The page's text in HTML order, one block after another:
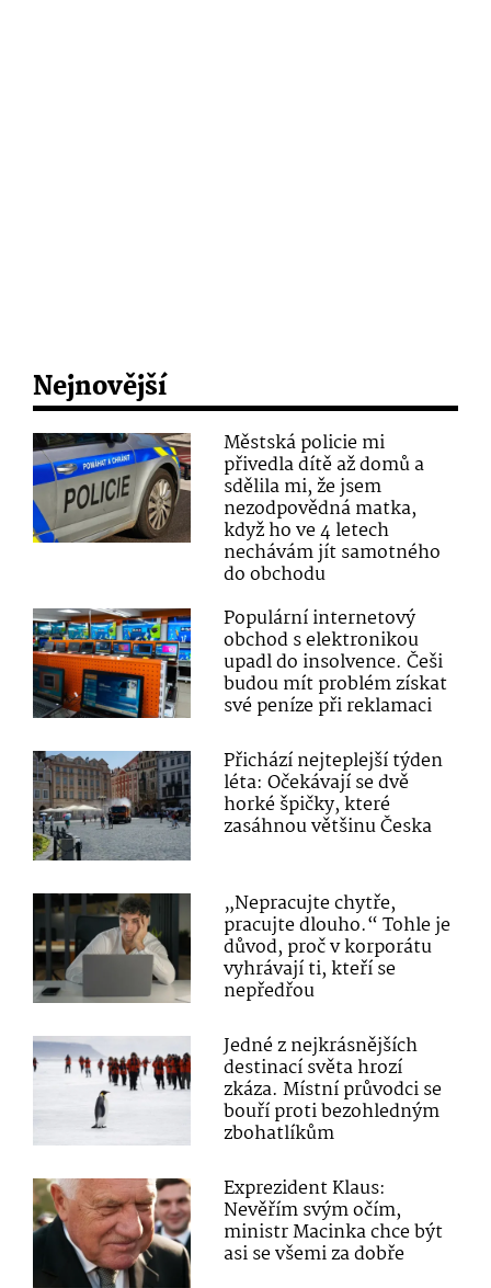
Nejnovější
Městská policie mi
přivedla dítě až domů a
sdělila mi, že jsem
nezodpovědná matka,
když ho ve 4 letech
nechávám jít samotného
do obchodu
Populární internetový
obchod s elektronikou
upadl do insolvence. Češi
budou mít problém získat
své peníze při reklamaci
Přichází nejteplejší týden
léta: Očekávají se dvě
horké špičky, které
zasáhnou většinu Česka
„Nepracujte chytře,
pracujte dlouho.“ Tohle je
důvod, proč v korporátu
vyhrávají ti, kteří se
nepředřou
Jedné z nejkrásnějších
destinací světa hrozí
zkáza. Místní průvodci se
bouří proti bezohledným
zbohatlíkům
Exprezident Klaus:
Nevěřím svým očím,
ministr Macinka chce být
asi se všemi za dobře